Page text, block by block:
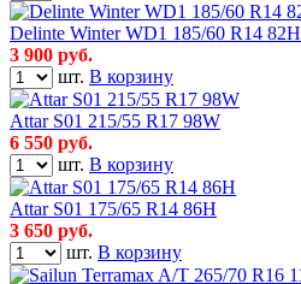
Delinte Winter WD1 185/60 R14 82H
3 900 руб.
шт. В корзину
Attar S01 215/55 R17 98W
6 550 руб.
шт. В корзину
Attar S01 175/65 R14 86H
3 650 руб.
шт. В корзину